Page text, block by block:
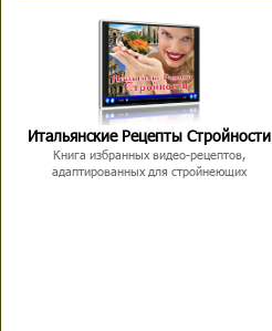
Итальянские Рецепты Стройности
Книга избранных видео-рецептов,
адаптированных для стройнеющих